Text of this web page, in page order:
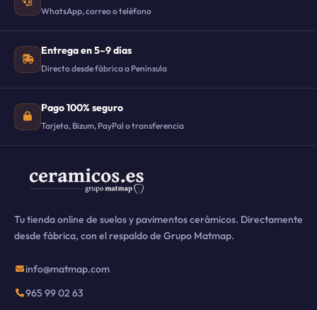
WhatsApp, correo o teléfono
Entrega en 5–9 días
Directo desde fábrica a Península
Pago 100% seguro
Tarjeta, Bizum, PayPal o transferencia
Tu tienda online de suelos y pavimentos cerámicos. Directamente
desde fábrica, con el respaldo de Grupo Matmap.
info@matmap.com
965 99 02 63